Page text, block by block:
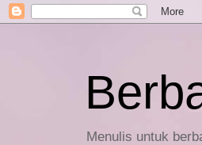
Menulis untuk